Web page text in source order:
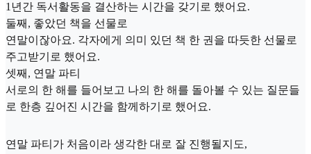
1년간 독서활동을 결산하는 시간을 갖기로 했어요.
둘째, 좋았던 책을 선물로
연말이잖아요. 각자에게 의미 있던 책 한 권을 따듯한 선물로
주고받기로 했어요.
셋째, 연말 파티
서로의 한 해를 들어보고 나의 한 해를 돌아볼 수 있는 질문들
로 한층 깊어진 시간을 함께하기로 했어요.
연말 파티가 처음이라 생각한 대로 잘 진행될지도,